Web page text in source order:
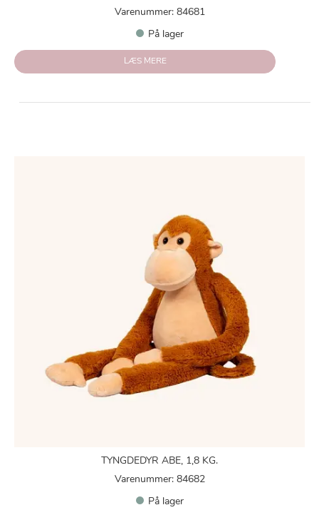
Varenummer: 84681
På lager
LÆS MERE
TYNGDEDYR ABE, 1,8 KG.
Varenummer: 84682
På lager